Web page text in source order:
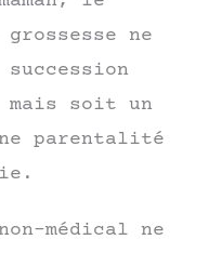
ne
succession
mais soit un
parentalité
médical ne